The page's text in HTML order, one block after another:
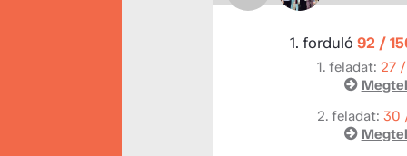
1. forduló 92 /
1. feladat: 27
2. feladat: 30